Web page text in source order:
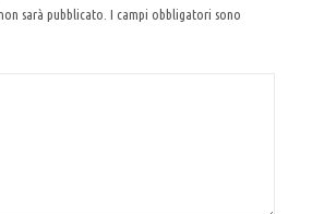
sarà pubblicato. I campi obbligatori sono